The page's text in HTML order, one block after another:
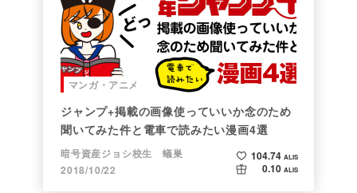
マンガ・アニメ
ジャンプ+掲載の画像使っていいか念のため
聞いてみた件と電車で読みたい漫画4選
暗号資産ジョシ校生 蟻巣
2018/10/22
104.74 ALIS
0.10 ALIS